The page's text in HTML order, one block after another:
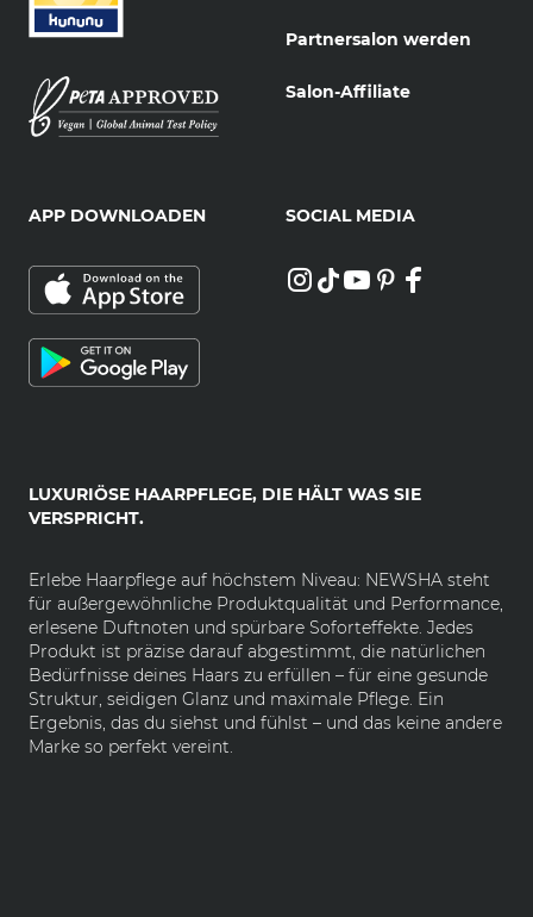
LUXURIÖSE HAARPFLEGE, DIE HÄLT WAS SIE
VERSPRICHT.
Erlebe Haarpflege auf höchstem Niveau: NEWSHA steht
für außergewöhnliche Produktqualität und Performance,
erlesene Duftnoten und spürbare Soforteffekte. Jedes
Produkt ist präzise darauf abgestimmt, die natürlichen
Bedürfnisse deines Haars zu erfüllen – für eine gesunde
Struktur, seidigen Glanz und maximale Pflege. Ein
Ergebnis, das du siehst und fühlst – und das keine andere
Marke so perfekt vereint.
Partnersalon werden
Salon-Affiliate
APP DOWNLOADEN SOCIAL MEDIA